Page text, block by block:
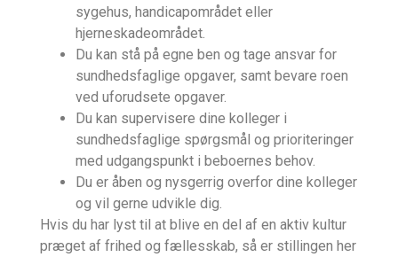
sygehus, handicapområdet eller
hjerneskadeområdet.
Du kan stå på egne ben og tage ansvar for
sundhedsfaglige opgaver, samt bevare roen
ved uforudsete opgaver.
Du kan supervisere dine kolleger i
sundhedsfaglige spørgsmål og prioriteringer
med udgangspunkt i beboernes behov.
Du er åben og nysgerrig overfor dine kolleger
og vil gerne udvikle dig.
Hvis du har lyst til at blive en del af en aktiv kultur
præget af frihed og fællesskab, så er stillingen her